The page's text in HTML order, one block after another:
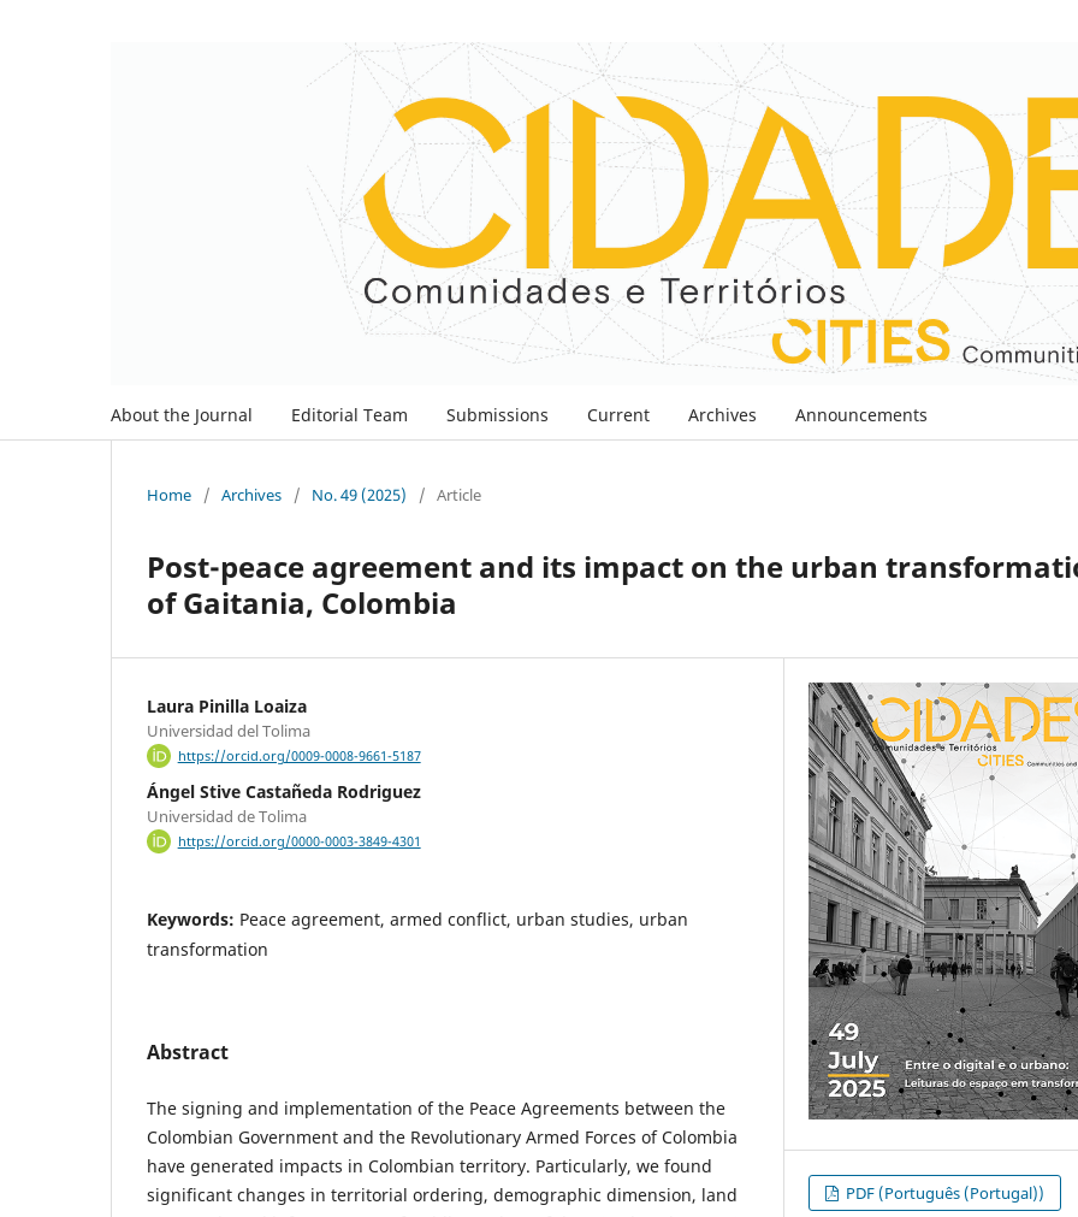
About the Journal Editorial Team Submissions Current Archives Announcements
Home / Archives / No. 49 (2025) / Article
Post-peace agreement and its impact on the urban
of Gaitania, Colombia
Laura Pinilla Loaiza
Universidad del Tolima
https://orcid.org/0009-0008-9661-5187
Ángel Stive Castañeda Rodriguez
Universidad de Tolima
https://orcid.org/0000-0003-3849-4301
Keywords: Peace agreement, armed conflict, urban studies, urban
transformation
Abstract
The signing and implementation of the Peace Agreements between the
Colombian Government and the Revolutionary Armed Forces of Colombia
have generated impacts in Colombian territory. Particularly, we found
significant changes in territorial ordering, demographic dimension, land
PDF (Português (Portugal))